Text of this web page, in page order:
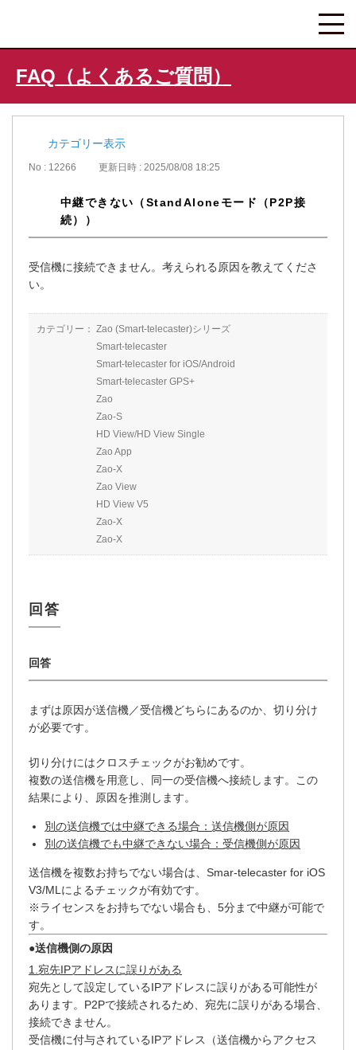
FAQ（よくあるご質問）
カテゴリー表示
No : 12266 更新日時 : 2025/08/08 18:25
中継できない（StandAloneモード（P2P接
続））
受信機に接続できません。考えられる原因を教えてくださ
い。
カテゴリー： Zao (Smart-telecaster)シリーズ
Smart-telecaster
Smart-telecaster for iOS/Android
Smart-telecaster GPS+
Zao
Zao-S
HD View/HD View Single
Zao App
Zao-X
Zao View
HD View V5
Zao-X
Zao-X
まずは原因が送信機／受信機どちらにあるのか、切り分け
が必要です。
切り分けにはクロスチェックがお勧めです。
複数の送信機を用意し、同一の受信機へ接続します。この
結果により、原因を推測します。
別の送信機では中継できる場合：送信機側が原因
別の送信機でも中継できない場合：受信機側が原因
送信機を複数お持ちでない場合は、Smar-telecaster for iOS
V3/MLによるチェックが有効です。
※ライセンスをお持ちでない場合も、5分まで中継が可能で
す。
●送信機側の原因
1.宛先IPアドレスに誤りがある
宛先として設定しているIPアドレスに誤りがある可能性が
あります。P2Pで接続されるため、宛先に誤りがある場合、
接続できません。
受信機に付与されているIPアドレス（送信機からアクセス